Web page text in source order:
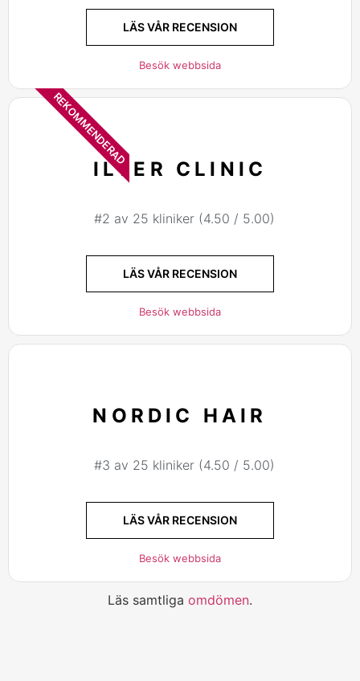
LÄS VÅR RECENSION
Besök webbsida
REKOMMENDERAD
ILTER CLINIC
#2 av 25 kliniker (4.50 / 5.00)
LÄS VÅR RECENSION
Besök webbsida
NORDIC HAIR
#3 av 25 kliniker (4.50 / 5.00)
LÄS VÅR RECENSION
Besök webbsida
Läs samtliga omdömen.